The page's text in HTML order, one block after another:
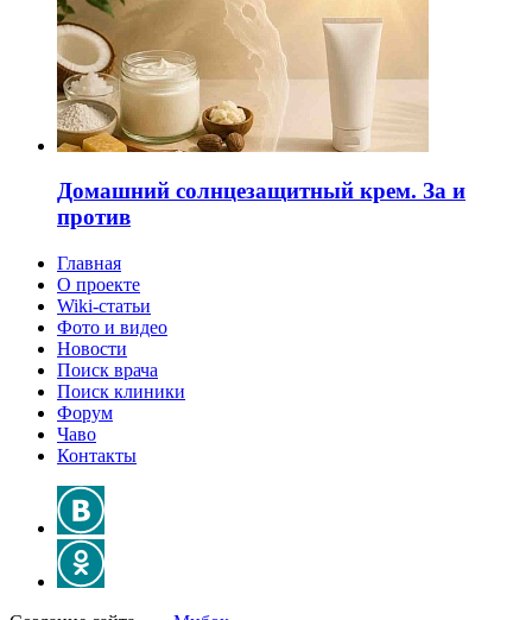
Домашний солнцезащитный крем. За и
против
Главная
О проекте
Wiki-статьи
Фото и видео
Новости
Поиск врача
Поиск клиники
Форум
Чаво
Контакты